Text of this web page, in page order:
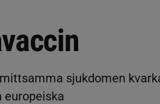
sjukdomen